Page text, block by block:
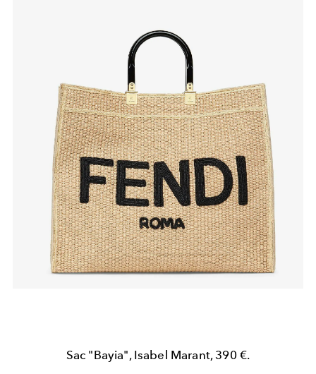
Sac "Bayia", Isabel Marant, 390 €.